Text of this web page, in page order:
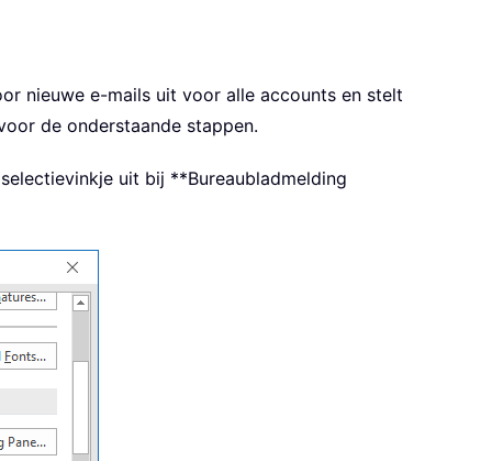
nieuwe e-mails uit voor alle accounts en stelt
de onderstaande stappen.
uit bij **Bureaubladmelding